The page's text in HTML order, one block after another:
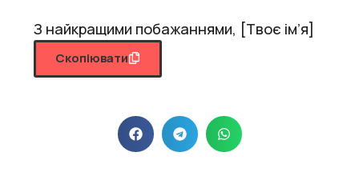
З найкращими побажаннями, [Твоє ім’я]
Скопіювати